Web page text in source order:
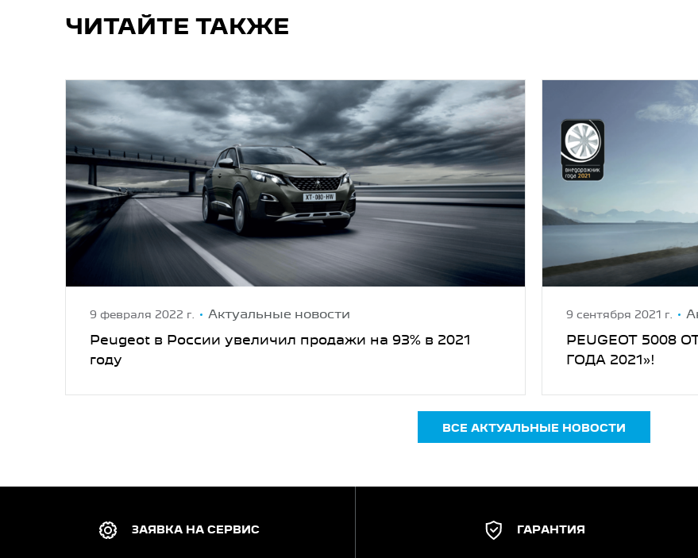
ЧИТАЙТЕ ТАКЖЕ
9 февраля 2022 г. Актуальные новости
Peugeot в России увеличил продажи на 93% в 2021
году
9 сентября 2021 г.
PEUGEOT
ГОДА 2021»!
ВСЕ АКТУАЛЬНЫЕ НОВОСТИ
ЗАЯВКА НА СЕРВИС ГАРАНТИЯ